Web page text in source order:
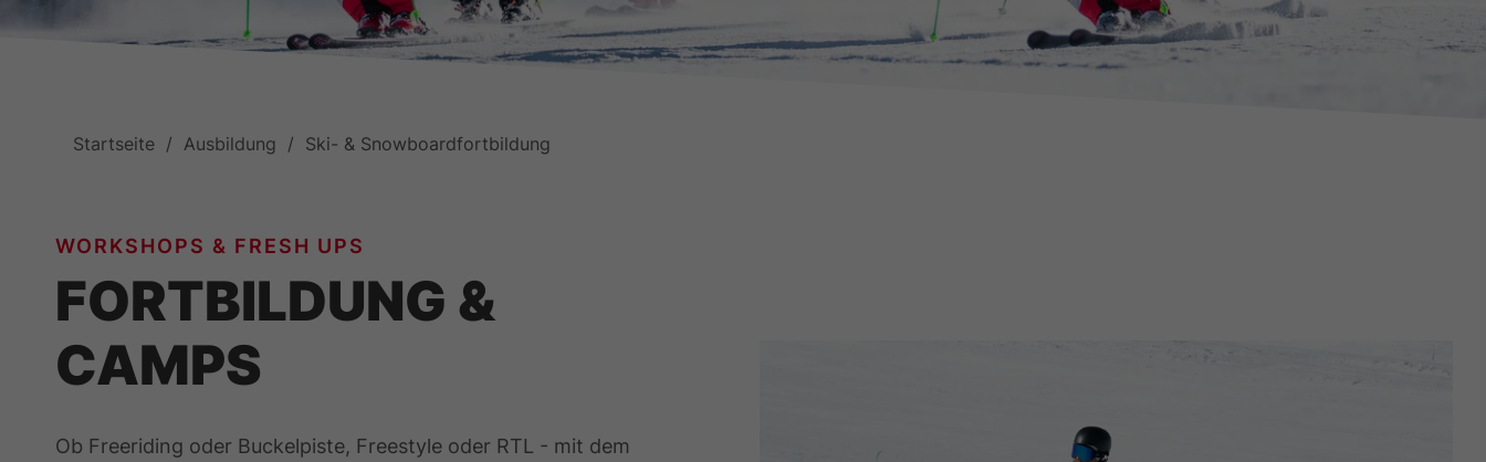
Startseite Ausbildung Ski- & Snowboardfortbildung
WORKSHOPS & FRESH UPS
FORTBILDUNG &
CAMPS
Ob Freeriding oder Buckelpiste, Freestyle oder RTL - mit dem